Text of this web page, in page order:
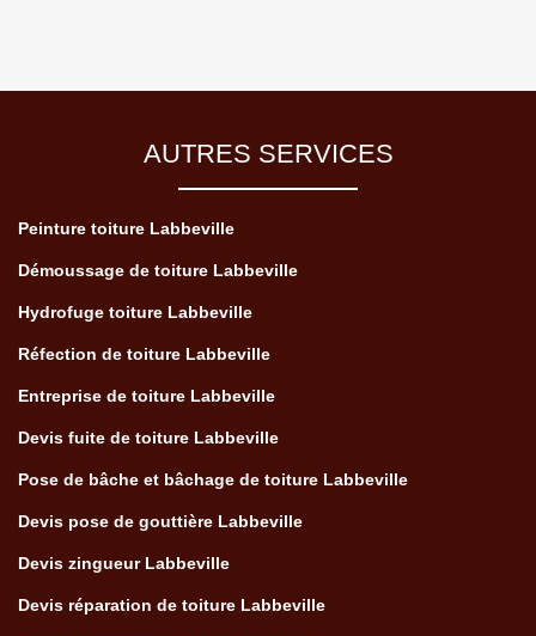
AUTRES SERVICES
Peinture toiture Labbeville
Démoussage de toiture Labbeville
Hydrofuge toiture Labbeville
Réfection de toiture Labbeville
Entreprise de toiture Labbeville
Devis fuite de toiture Labbeville
Pose de bâche et bâchage de toiture Labbeville
Devis pose de gouttière Labbeville
Devis zingueur Labbeville
Devis réparation de toiture Labbeville